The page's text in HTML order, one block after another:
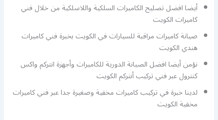
أيضا افضل تصليح الكاميرات السلكية واللاسلكية من خلال فني
كاميرات الكويت
صيانة كاميرات مراقبة للسيارات في الكويت بخبرة فني كاميرات
هندي الكويت
نؤمن أيضا افضل الصيانة الدورية للكاميرات وأجهزة انتركم واكس
كنترول عبر فني تركيب أنتركم الكويت
لدينا خبرة في تركيب كاميرات مخفية وصغيرة جدا عبر فني كاميرات
مخفية الكويت